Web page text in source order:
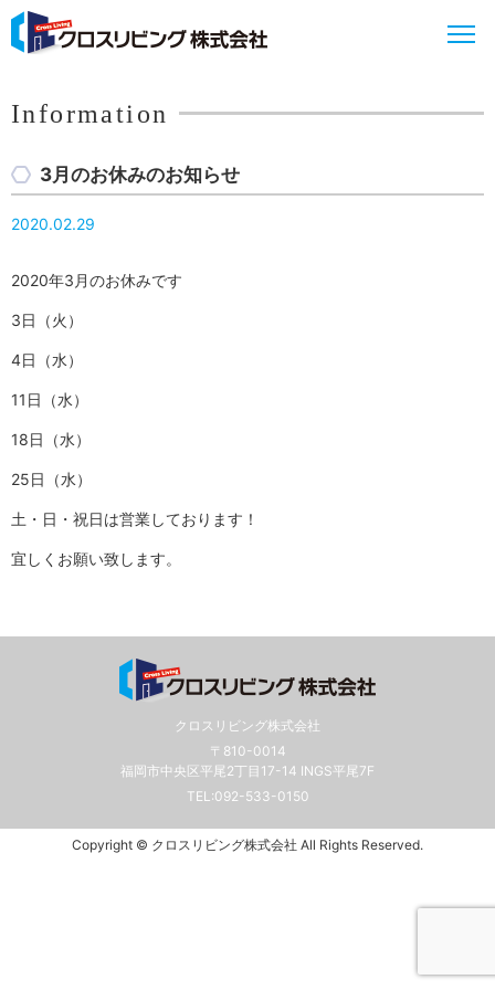
Information
3月のお休みのお知らせ
2020.02.29
2020年3月のお休みです
3日（火）
4日（水）
11日（水）
18日（水）
25日（水）
土・日・祝日は営業しております！
宜しくお願い致します。
クロスリビング株式会社
〒810-0014
福岡市中央区平尾2丁目17-14 INGS平尾7F
TEL:092-533-0150
Copyright © クロスリビング株式会社 All Rights Reserved.